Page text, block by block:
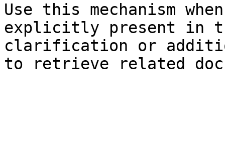
Use this mechanism
explicitly present in
clarification or